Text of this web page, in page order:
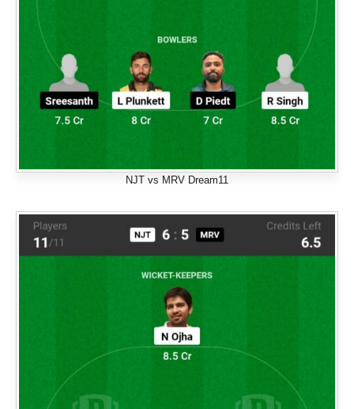
NJT vs MRV Dream11